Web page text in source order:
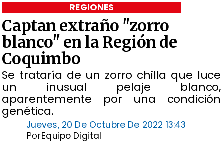
Captan extraño "zorro
blanco" en la Región de
Coquimbo
Se trataría de un zorro chilla que luce
un inusual pelaje blanco,
aparentemente por una condición
genética.
REGIONES
Jueves, 20 De Octubre De 2022 13:43
Equipo Digital
Por